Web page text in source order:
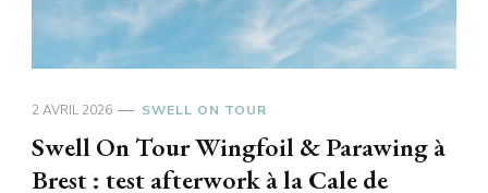
2 AVRIL 2026 SWELL ON TOUR
Swell On Tour Wingfoil & Parawing à
Brest : test afterwork à la Cale de